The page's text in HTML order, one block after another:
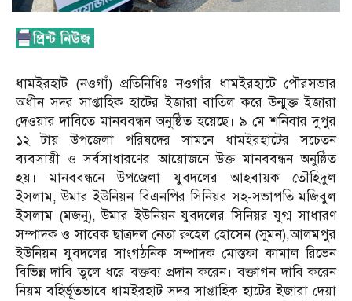
ধামইরহাট (নওগাঁ) প্রতিনিধিঃ নওগাঁর ধামইরহাটে পৌরসভার
অধীন সদর সাপ্তাহিক হাটের ইজারা বাতিল করে উন্মুক্ত ইজারা
দেওয়ার দাবিতে মানববন্ধন অনুষ্ঠিত হয়েছে। ৯ মে শনিবার দুপুর
১২ টায় উপজেলা পরিষদের সামনে ধামইরহাটের সচেতন
ব্যবসায়ী ও সর্বসাধারণের আয়োজনে উক্ত মানববন্ধন অনুষ্ঠিত
হয়। মানববন্ধনে উপজেলা যুবদলের আহবায়ক তৌহিদুল
ইসলাম, উমার ইউনিয়ন বিএনপির সিনিয়র সহ-সভাপতি মজিবুল
ইসলাম (মজনু), উমার ইউনিয়ন যুবদলের সিনিয়র যুগ্ম সাধারণ
সম্পাদক ও সাবেক ছাত্রদল নেতা রুহেল হোসেন (সুমন),আলমপুর
ইউনিয়ন যুবদলের সাংগঠনিক সম্পাদক মোস্তফা কামাল রিভেন
বিভিন্ন দাবি তুলে ধরে বক্তব্য প্রদান করেন। বক্তাগন দাবি করেন
নিয়ম বহির্ভূতভাবে ধামইরহাট সদর সাপ্তাহিক হাটের ইজারা দেয়া